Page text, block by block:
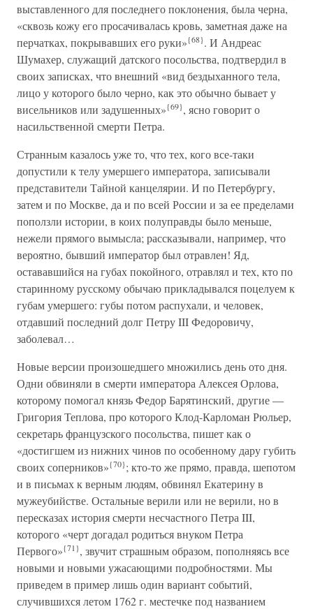
выставленного для последнего поклонения, была черна,
«сквозь кожу его просачивалась кровь, заметная даже на
перчатках, покрывавших его руки»{68}. И Андреас
Шумахер, служащий датского посольства, подтвердил в
своих записках, что внешний «вид бездыханного тела,
лицо у которого было черно, как это обычно бывает у
висельников или задушенных»{69}, ясно говорит о
насильственной смерти Петра.
Странным казалось уже то, что тех, кого все-таки
допустили к телу умершего императора, записывали
представители Тайной канцелярии. И по Петербургу,
затем и по Москве, да и по всей России и за ее пределами
поползли истории, в коих полуправды было меньше,
нежели прямого вымысла; рассказывали, например, что
вероятно, бывший император был отравлен! Яд,
остававшийся на губах покойного, отравлял и тех, кто по
старинному русскому обычаю прикладывался поцелуем к
губам умершего: губы потом распухали, и человек,
отдавший последний долг Петру III Федоровичу,
заболевал…
Новые версии произошедшего множились день ото дня.
Одни обвиняли в смерти императора Алексея Орлова,
которому помогал князь Федор Барятинский, другие —
Григория Теплова, про которого Клод-Карломан Рюльер,
секретарь французского посольства, пишет как о
«достигшем из нижних чинов по особенному дару губить
своих соперников»{70}; кто-то же прямо, правда, шепотом
и в письмах к верным людям, обвинял Екатерину в
мужеубийстве. Остальные верили или не верили, но в
пересказах история смерти несчастного Петра III,
которого «черт догадал родиться внуком Петра
Первого»{71}, звучит страшным образом, пополняясь все
новыми и новыми ужасающими подробностями. Мы
приведем в пример лишь один вариант событий,
случившихся летом 1762 г. местечке под названием